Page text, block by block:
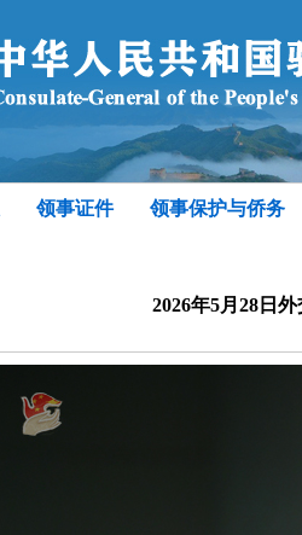
领事证件 领事保护与侨务
2026年5月28日